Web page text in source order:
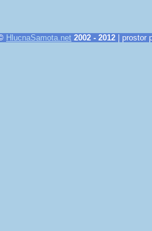
HlucnaSamota.net 2002 - 2012 | prostor